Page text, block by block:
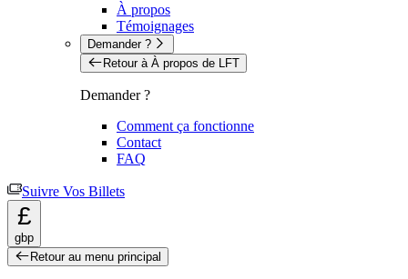
À propos
Témoignages
Demander ?
Retour à À propos de LFT
Demander ?
Comment ça fonctionne
Contact
FAQ
Suivre Vos Billets
£
gbp
Retour au menu principal